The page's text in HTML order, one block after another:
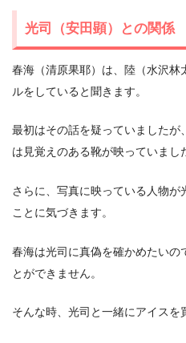
光司（安田顕）との関係
春海（清原果耶）は、陸（水沢林
ルをしていると聞きます。
最初はその話を疑っていましたが
は見覚えのある靴が映っていまし
さらに、写真に映っている人物が
ことに気づきます。
春海は光司に真偽を確かめたいの
とができません。
そんな時、光司と一緒にアイスを